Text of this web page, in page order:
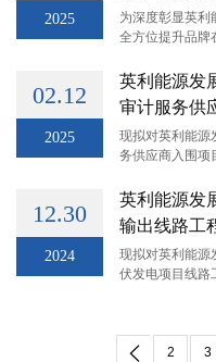
2025
为深度彰显英利
全方位提升品牌
商，欢迎符合要
02.12
2025
英利能源发
审计服务供
现拟对英利能源
务供应商入围项
12.30
2024
英利能源发
输出线路工
现拟对英利能源
伏发电项目线路
2 3